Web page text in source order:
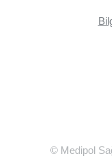
© Medipol